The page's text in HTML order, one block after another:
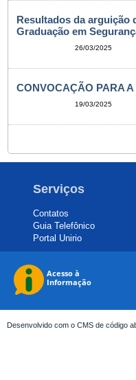
Resultados da arguição
Graduação em
26/03/2025
CONVOCAÇÃO PARA A
19/03/2025
Serviços
Contatos
Guia Telefônico
Portal Unirio
Desenvolvido com o CMS de código